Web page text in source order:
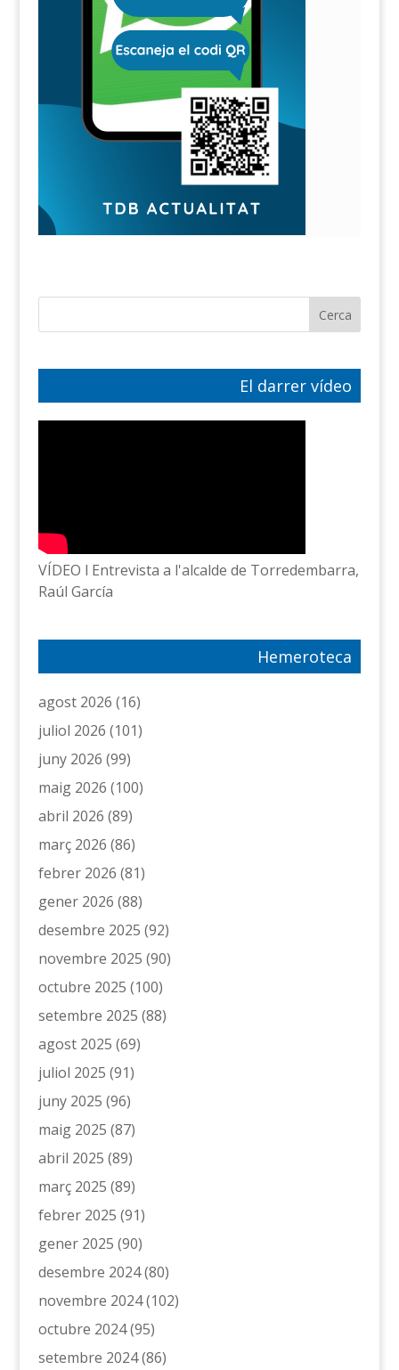
El darrer vídeo
VÍDEO l Entrevista a l'alcalde de Torredembarra,
Raúl García
Hemeroteca
agost 2026 (16)
juliol 2026 (101)
juny 2026 (99)
maig 2026 (100)
abril 2026 (89)
març 2026 (86)
febrer 2026 (81)
gener 2026 (88)
desembre 2025 (92)
novembre 2025 (90)
octubre 2025 (100)
setembre 2025 (88)
agost 2025 (69)
juliol 2025 (91)
juny 2025 (96)
maig 2025 (87)
abril 2025 (89)
març 2025 (89)
febrer 2025 (91)
gener 2025 (90)
desembre 2024(80)
novembre 2024(102)
octubre 2024(95)
setembre 2024(86)